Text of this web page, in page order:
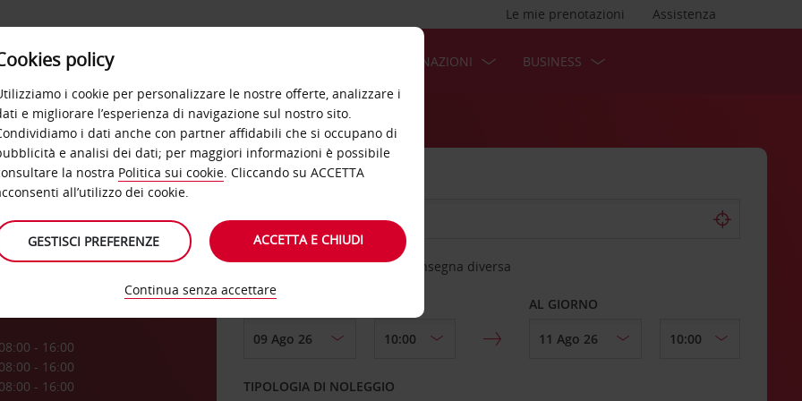
Assistenza
Le mie prenotazioni
OFFERTE DESTINAZIONI BUSINESS
08:00 - 16:00
08:00 - 16:00
08:00 - 16:00
Scegli una località di riconsegna diversa
DAL GIORNO AL GIORNO
TIPOLOGIA DI NOLEGGIO
policy
i cookie per personalizzare le nostre offerte, analizzare i
e migliorare l’esperienza di navigazione sul nostro sito.
i dati anche con partner affidabili che si occupano di
e analisi dei dati; per maggiori informazioni è possibile
la nostra Politica sui cookie. Cliccando su ACCETTA
all’utilizzo dei cookie.
GESTISCI PREFERENZE ACCETTA E CHIUDI
Continua senza accettare